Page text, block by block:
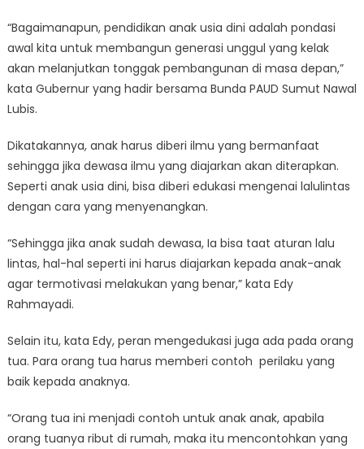
“Bagaimanapun, pendidikan anak usia dini adalah pondasi
awal kita untuk membangun generasi unggul yang kelak
akan melanjutkan tonggak pembangunan di masa depan,”
kata Gubernur yang hadir bersama Bunda PAUD Sumut Nawal
Lubis.
Dikatakannya, anak harus diberi ilmu yang bermanfaat
sehingga jika dewasa ilmu yang diajarkan akan diterapkan.
Seperti anak usia dini, bisa diberi edukasi mengenai lalulintas
dengan cara yang menyenangkan.
“Sehingga jika anak sudah dewasa, Ia bisa taat aturan lalu
lintas, hal-hal seperti ini harus diajarkan kepada anak-anak
agar termotivasi melakukan yang benar,” kata Edy
Rahmayadi.
Selain itu, kata Edy, peran mengedukasi juga ada pada orang
tua. Para orang tua harus memberi contoh perilaku yang
baik kepada anaknya.
“Orang tua ini menjadi contoh untuk anak anak, apabila
orang tuanya ribut di rumah, maka itu mencontohkan yang